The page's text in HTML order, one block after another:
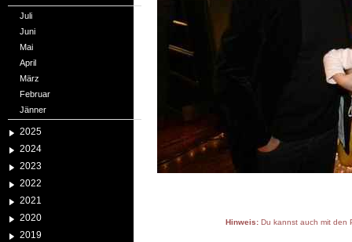
Juli
Juni
Mai
April
März
Februar
Jänner
2025
2024
2023
2022
2021
2020
2019
Hinweis:Du kannst auch mit den